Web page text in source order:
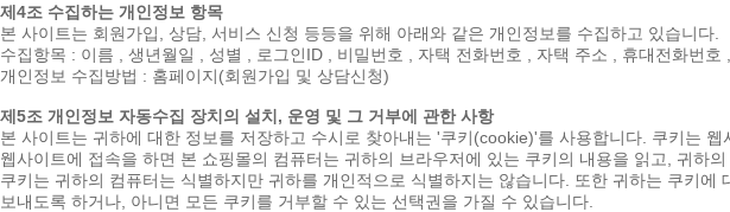
제4조 수집하는 개인정보 항목
본 사이트는 회원가입, 상담, 서비스 신청 등등을 위해 아래와 같은 개인정보를 수집하고 있습니다.
수집항목 : 이름 , 생년월일 , 성별 , 로그인ID , 비밀번호 , 자택 전화번호 , 자택 주소 , 휴대전화번
개인정보 수집방법 : 홈페이지(회원가입 및 상담신청)
제5조 개인정보 자동수집 장치의 설치, 운영 및 그 거부에 관한 사항
본 사이트는 귀하에 대한 정보를 저장하고 수시로 찾아내는 '쿠키(cookie)'를 사용합니다. 쿠키는
웹사이트에 접속을 하면 본 쇼핑몰의 컴퓨터는 귀하의 브라우저에 있는 쿠키의 내용을 읽고, 귀하
쿠키는 귀하의 컴퓨터는 식별하지만 귀하를 개인적으로 식별하지는 않습니다. 또한 귀하는 쿠키
보내도록 하거나, 아니면 모든 쿠키를 거부할 수 있는 선택권을 가질 수 있습니다.